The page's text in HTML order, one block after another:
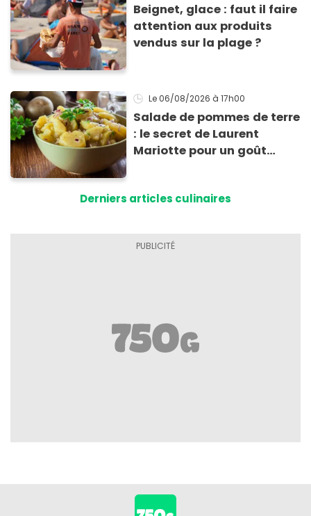
Beignet, glace : faut il faire
attention aux produits
vendus sur la plage ?
Le 06/08/2026 à 17h00
Salade de pommes de terre
: le secret de Laurent
Mariotte pour un goût
Derniers articles culinaires